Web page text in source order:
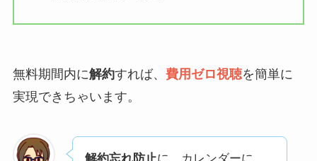
無料期間内に解約すれば、 費用ゼロ視聴を簡単に
実現できちゃいます。
解約忘れ防止に、カレンダーに